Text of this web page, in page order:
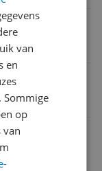
van
en
Sommige
op
van